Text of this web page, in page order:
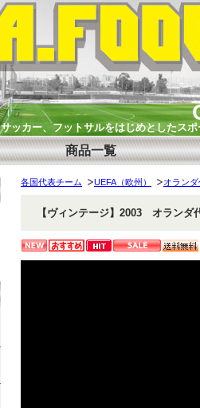
サッカー、フットサルをはじめとしたス
商品一覧
各国代表チーム UEFA（欧州） オラン
【ヴィンテージ】2003 オラン